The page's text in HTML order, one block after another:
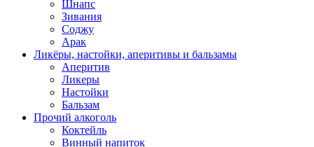
Шнапс
Зивания
Соджу
Арак
Ликёры, настойки, аперитивы и бальзамы
Аперитив
Ликеры
Настойки
Бальзам
Прочий алкоголь
Коктейль
Винный напиток